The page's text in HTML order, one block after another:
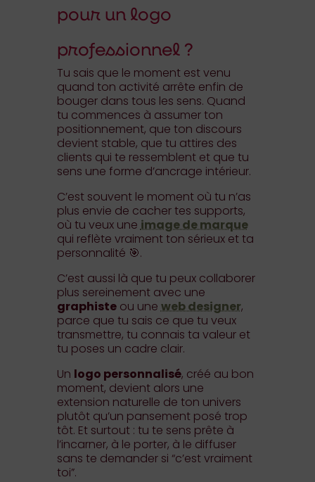
pour un logo
professionnel ?
Tu sais que le moment est venu
quand ton activité arrête enfin de
bouger dans tous les sens. Quand
tu commences à assumer ton
positionnement, que ton discours
devient stable, que tu attires des
clients qui te ressemblent et que tu
sens une forme d’ancrage intérieur.
C’est souvent le moment où tu n’as
plus envie de cacher tes supports,
où tu veux uneimage de marque
qui reflète vraiment ton sérieux et ta
personnalité 🎯.
C’est aussi là que tu peux collaborer
plus sereinement avec une
graphisteou uneweb designer,
parce que tu sais ce que tu veux
transmettre, tu connais ta valeur et
tu poses un cadre clair.
Un logo personnalisé, créé au bon
moment, devient alors une
extension naturelle de ton univers
plutôt qu’un pansement posé trop
tôt. Et surtout : tu te sens prête à
l’incarner, à le porter, à le diffuser
sans te demander si “c’est vraiment
toi”.